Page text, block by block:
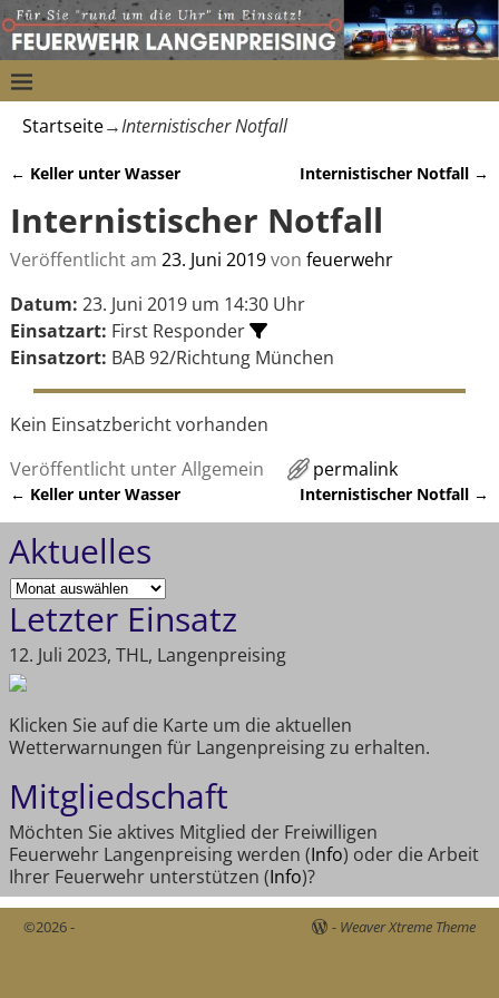
Startseite→Internistischer Notfall
← Keller unter Wasser Internistischer Notfall →
Internistischer Notfall
Veröffentlicht am 23. Juni 2019von feuerwehr
Datum: 23. Juni 2019 um 14:30 Uhr
Einsatzart: First Responder
Einsatzort: BAB 92/Richtung München
Kein Einsatzbericht vorhanden
Veröffentlicht unterAllgemein permalink
Artikelnavigation
← Keller unter Wasser Internistischer Notfall →
Aktuelles
Letzter Einsatz
12. Juli 2023, THL, Langenpreising
Klicken Sie auf die Karte um die aktuellen
Wetterwarnungen für Langenpreising zu erhalten.
Mitgliedschaft
Möchten Sie aktives Mitglied der Freiwilligen
Feuerwehr Langenpreising werden (Info) oder die Arbeit
Ihrer Feuerwehr unterstützen (Info)?
©2026 - - Weaver Xtreme Theme